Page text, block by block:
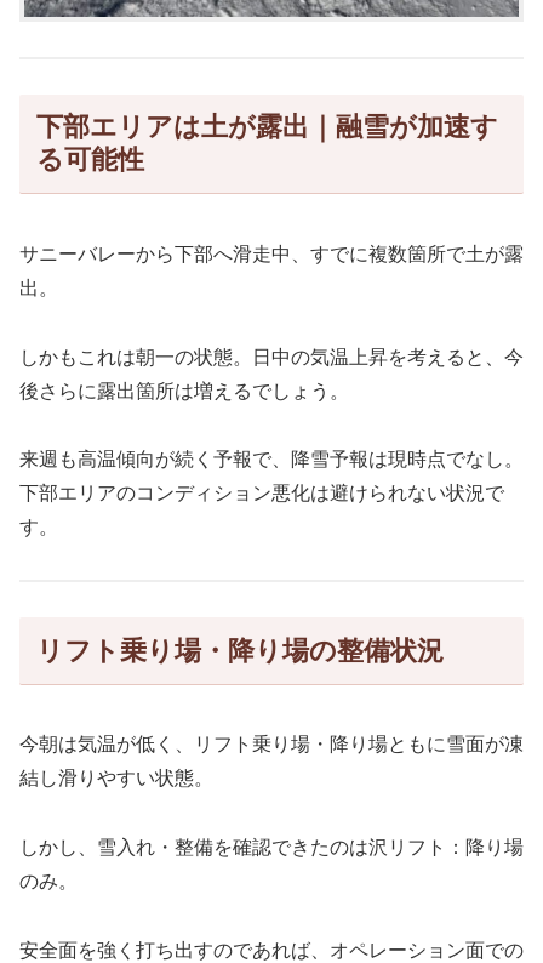
下部エリアは土が露出｜融雪が加速す
る可能性
サニーバレーから下部へ滑走中、すでに複数箇所で土が露
出。
しかもこれは朝一の状態。日中の気温上昇を考えると、今
後さらに露出箇所は増えるでしょう。
来週も高温傾向が続く予報で、降雪予報は現時点でなし。
下部エリアのコンディション悪化は避けられない状況で
す。
リフト乗り場・降り場の整備状況
今朝は気温が低く、リフト乗り場・降り場ともに雪面が凍
結し滑りやすい状態。
しかし、雪入れ・整備を確認できたのは沢リフト：降り場
のみ。
安全面を強く打ち出すのであれば、オペレーション面での